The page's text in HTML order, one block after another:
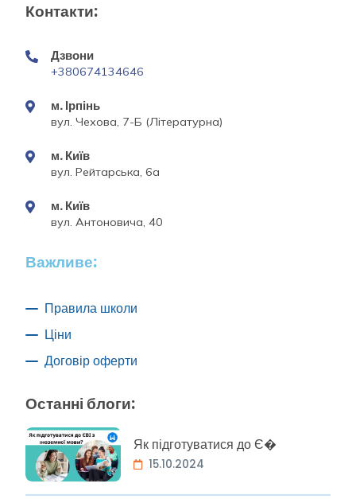
Контакти:
Дзвони
+380674134646
м. Ірпінь
вул. Чехова, 7-Б (Літературна)
м. Київ
вул. Рейтарська, 6а
м. Київ
вул. Антоновича, 40
Важливе:
Правила школи
Ціни
Договір оферти
Останні блоги:
Як підготуватися до Є�
15.10.2024